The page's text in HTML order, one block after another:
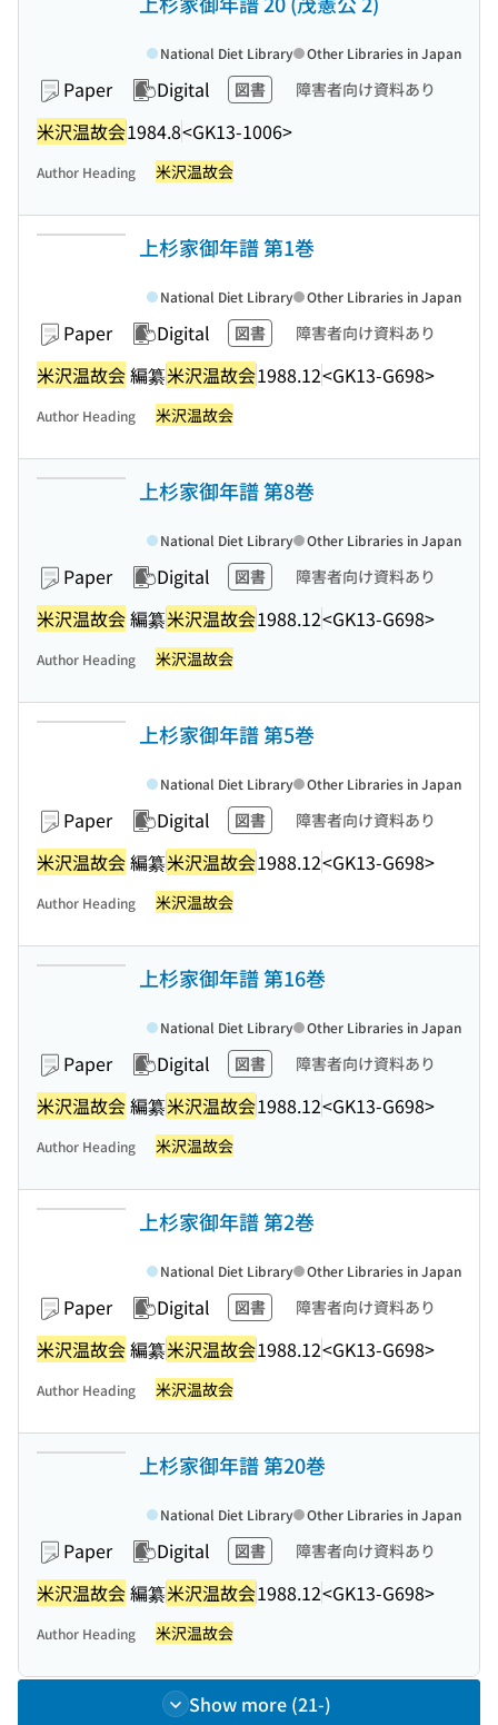
Paper Digital 図書 障害者向け資料あり
米沢温故会1984.8<GK13-1006>
National Diet Library Other Libraries in Japan
Author Heading 米沢温故会
上杉家御年譜 第1巻
Paper Digital 図書 障害者向け資料あり
米沢温故会編纂米沢温故会1988.12<GK13-G698>
National Diet Library Other Libraries in Japan
Author Heading 米沢温故会
上杉家御年譜 第8巻
Paper Digital 図書 障害者向け資料あり
米沢温故会編纂米沢温故会1988.12<GK13-G698>
National Diet Library Other Libraries in Japan
Author Heading 米沢温故会
上杉家御年譜 第5巻
Paper Digital 図書 障害者向け資料あり
米沢温故会編纂米沢温故会1988.12<GK13-G698>
National Diet Library Other Libraries in Japan
Author Heading 米沢温故会
上杉家御年譜 第16巻
Paper Digital 図書 障害者向け資料あり
米沢温故会編纂米沢温故会1988.12<GK13-G698>
National Diet Library Other Libraries in Japan
Author Heading 米沢温故会
上杉家御年譜 第2巻
Paper Digital 図書 障害者向け資料あり
米沢温故会編纂米沢温故会1988.12<GK13-G698>
National Diet Library Other Libraries in Japan
Author Heading 米沢温故会
上杉家御年譜 第20巻
Paper Digital 図書 障害者向け資料あり
米沢温故会編纂米沢温故会1988.12<GK13-G698>
National Diet Library Other Libraries in Japan
Author Heading 米沢温故会
Show more (21-)